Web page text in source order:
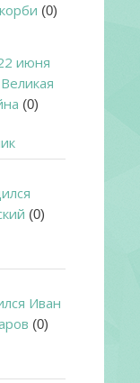
(0)
июня
(0)
(0)
Иван
(0)